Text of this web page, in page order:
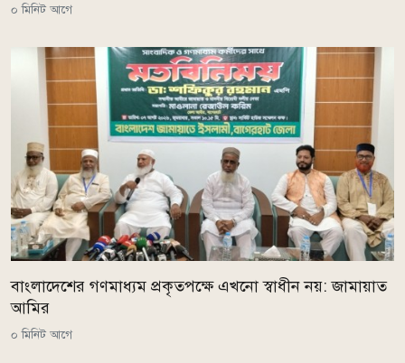
০ মিনিট আগে
বাংলাদেশের গণমাধ্যম প্রকৃতপক্ষে এখনো স্বাধীন নয়: জামায়াত
আমির
০ মিনিট আগে